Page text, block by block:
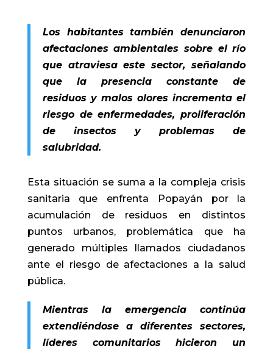
Los habitantes también denunciaron
afectaciones ambientales sobre el río
que atraviesa este sector, señalando
que la presencia constante de
residuos y malos olores incrementa el
riesgo de enfermedades, proliferación
de insectos y problemas de
salubridad.
Esta situación se suma a la compleja crisis
sanitaria que enfrenta Popayán por la
acumulación de residuos en distintos
puntos urbanos, problemática que ha
generado múltiples llamados ciudadanos
ante el riesgo de afectaciones a la salud
pública.
Mientras la emergencia continúa
extendiéndose a diferentes sectores,
líderes comunitarios hicieron un